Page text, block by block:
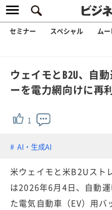
セミナー スペシャル ム
ウェイモとB2U、自
ーを電力網向けに再
1
AI・生成AI
米ウェイモと米B2Uスト
は2026年6月4日、自動
た電気自動車（EV）用